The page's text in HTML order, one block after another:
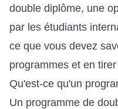
double diplôme, une
par les étudiants
ce que vous devez
programmes et en
Qu'est-ce qu'un
Un programme de